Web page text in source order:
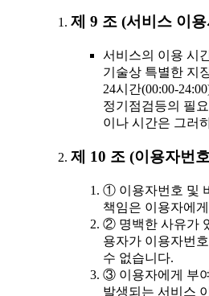
제 9 조 (서비스 이
서비스의 이용 시
기술상 특별한 지
24시간(00:00-
정기점검등의 필
이나 시간은 그러
제 10 조 (이용자번
① 이용자번호 및
책임은 이용자에
② 명백한 사유가
용자가 이용자번
수 없습니다.
③ 이용자에게 부
발생되는 서비스